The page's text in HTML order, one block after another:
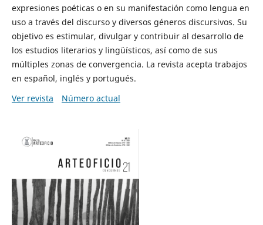
expresiones poéticas o en su manifestación como lengua en
uso a través del discurso y diversos géneros discursivos. Su
objetivo es estimular, divulgar y contribuir al desarrollo de
los estudios literarios y lingüísticos, así como de sus
múltiples zonas de convergencia. La revista acepta trabajos
en español, inglés y portugués.
Ver revista
Número actual